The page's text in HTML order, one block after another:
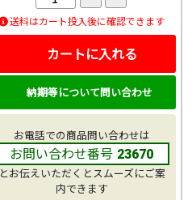
送料はカート投入後に確認できます
カートに入れる
納期等について問い合わせ
お電話での商品問い合わせは
お問い合わせ番号 23670
とお伝えいただくとスムーズにご案
内できます